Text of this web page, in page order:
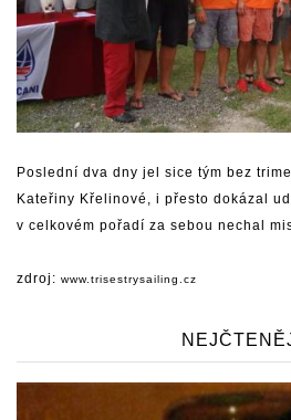
Poslední dva dny jel sice tým bez
Kateřiny Křelinové, i přesto dokázal
v celkovém pořadí za sebou nechal
zdroj: www.trisestrysailing.cz